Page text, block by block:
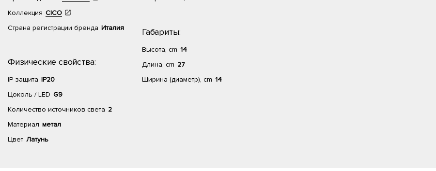
Коллекция CICO
Страна регистрации бренда Италия
Физические свойства:
IP защита IP20
Цоколь / LED G9
Количество источников света 2
Материал метал
Цвет Латунь
Габариты:
Высота, cm 14
Длина, cm 27
Ширина (диаметр), cm 14